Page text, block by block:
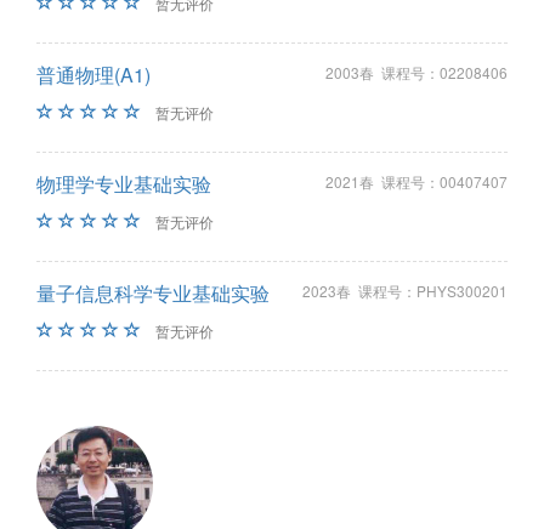
普通物理(A1)
2003春 课程号：02208406
暂无评价
物理学专业基础实验
2021春 课程号：00407407
暂无评价
量子信息科学专业基础实验
2023春 课程号：PHYS300201
暂无评价